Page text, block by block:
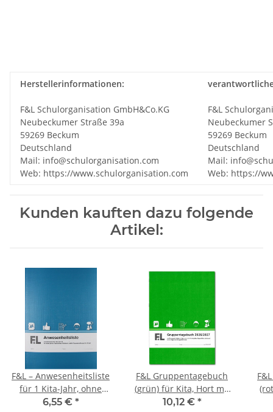
Herstellerinformationen:
F&L Schulorganisation GmbH&Co.KG
Neubeckumer Straße 39a
59269 Beckum
Deutschland
Mail: info@schulorganisation.com
Web: https://www.schulorganisation.com
F&L
Neubeckumer
59269 Beckum
Deutschland
Mail:
Web: https://
Kunden kauften dazu folgende
Artikel:
F&L – Anwesenheitsliste
für 1 Kita-Jahr, ohne
Kalendarium
6,55 € *
F&L Gruppentagebuch
(grün) für Kita, Hort mit
Kalendarium Ausgabe
10,12 € *